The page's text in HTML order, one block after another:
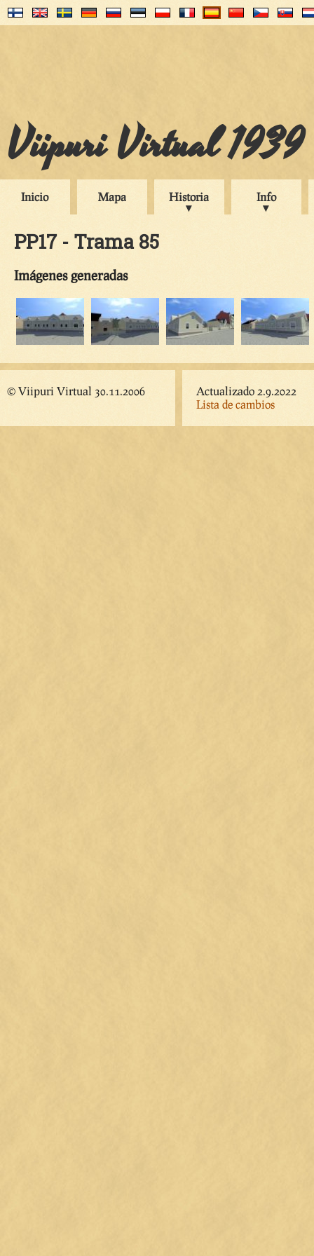
Viipuri Virtual 1939
Inicio Mapa Historia Info
PP17 - Trama 85
Imágenes generadas
© Viipuri Virtual 30.11.2006
Actualizado 2.9.2022
Lista de cambios